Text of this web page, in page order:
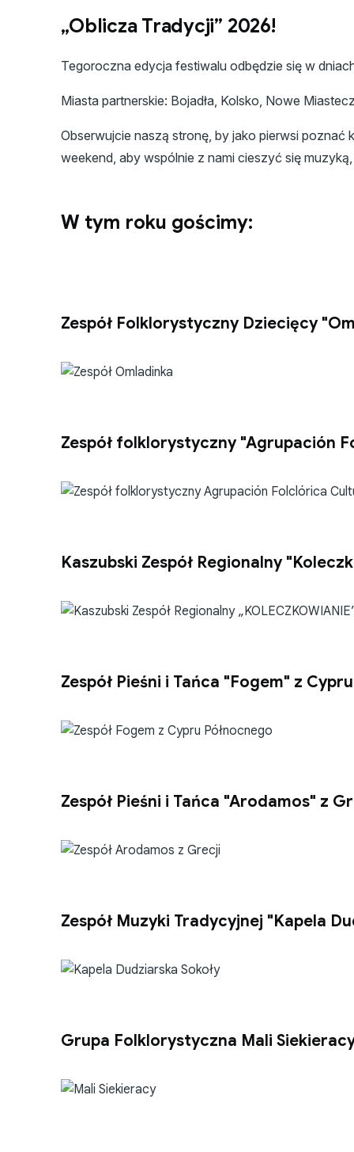
„Oblicza Tradycji” 2026!
Tegoroczna edycja festiwalu odbędzie się w
Miasta partnerskie: Bojadła, Kolsko, Nowe
Obserwujcie naszą stronę, by jako pierwsi
weekend, aby wspólnie z nami cieszyć się
W tym roku gościmy:
Zespół Folklorystyczny Dziecięcy
Zespół folklorystyczny "Agrupación
Kaszubski Zespół Regionalny
Zespół Pieśni i Tańca "Fogem" z
Zespół Pieśni i Tańca "Arodamos" z
Zespół Muzyki Tradycyjnej "Kapela
Grupa Folklorystyczna Mali